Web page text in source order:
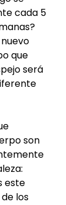
cada 5
que
será
son
este
los